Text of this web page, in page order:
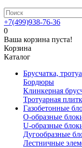
+7(499)938-76-36
0
Ваша корзина пуста!
Корзина
Каталог
Брусчатка,
Бордюры
Клинкерная
Тротуарная
Газобетонные
O-образные
U-образные
Дугообразные
Лестничные